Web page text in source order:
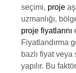
seçimi, proje
uzmanlığı,
proje fiyatlarını
Fiyatlandırma
bazlı fiyat
yapılır. Bu